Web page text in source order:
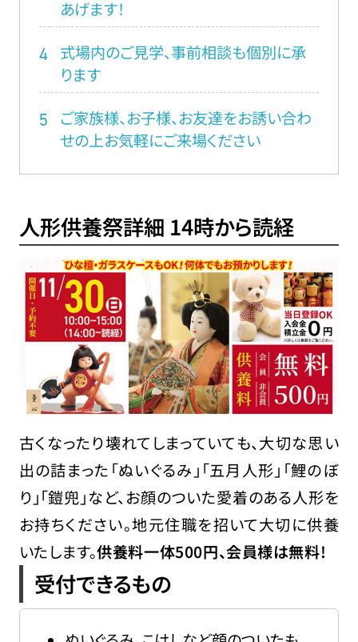
あげます！
4
式場内のご見学、事前相談も個別に承
ります
5
ご家族様、お子様、お友達をお誘い合わ
せの上お気軽にご来場ください
人形供養祭詳細 14時から読経
古くなったり壊れてしまっていても、大切な思い
出の詰まった「ぬいぐるみ」「五月人形」「鯉のぼ
り」「鎧兜」など、お顔のついた愛着のある人形を
お持ちください。地元住職を招いて大切に供養
いたします。供養料一体500円、会員様は無料!
受付できるもの